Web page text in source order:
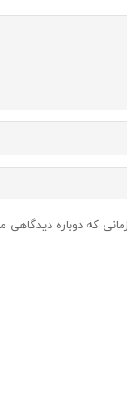
که دوباره